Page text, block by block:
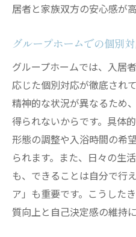
居者と家族双方の安心感が高
グループホームでの個別
グループホームでは、入居
応じた個別対応が徹底され
精神的な状況が異なるため
得られないからです。具体
形態の調整や入浴時間の希
られます。また、日々の生
も、できることは自分で行
ア」も重要です。こうした
質向上と自己決定感の維持